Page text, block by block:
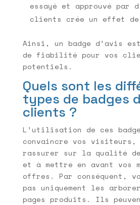
essayé et approuvé par
clients crée un effet de
Ainsi, un badge d’avis est
de fiabilité pour vos
potentiels.
Quels sont les
types de badges
clients ?
L’utilisation de ces
convaincre vos visiteurs,
rassurer sur la qualité
et à mettre en avant vos
offres. Par conséquent,
pas uniquement les
pages produits. Ils